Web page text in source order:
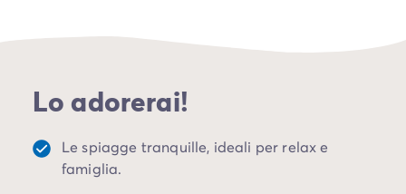
Campeggio Croazia
Campeggio Francia
Campeggio Corsica
Campeggio Gran-Este
circostanti, sport acquatici e momenti di puro relax
Ferrara e Comacchio permetterà inoltre di dedicarti a
visite culturali.
Prenota subito il tuo soggiorno in uncampeggio a
Lido di Spinae regalati una vacanza al top tra
Lo adorerai!
Le spiagge tranquille, ideali per relax e
famiglia.